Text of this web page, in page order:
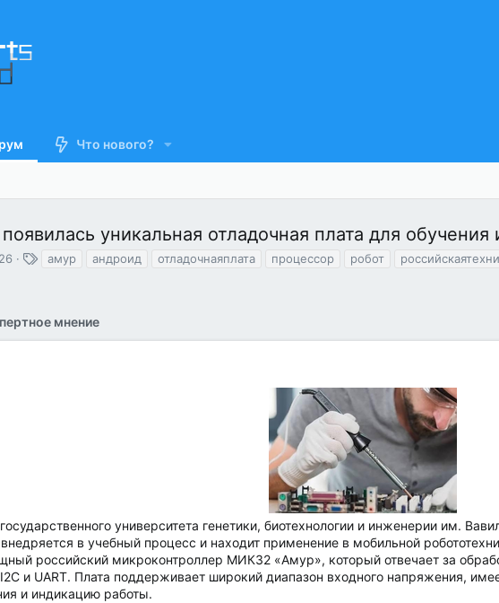
Что нового?
уникальная отладочная плата для
амур андроид отладочнаяплата процессор робот
мнение
университета генетики, биотехнологии и инженерии им.
в учебный процесс и находит применение в мобильной
российский микроконтроллер МИК32 «Амур», который отвечает за
и UART. Плата поддерживает широкий диапазон входного напряжения,
и индикацию работы.